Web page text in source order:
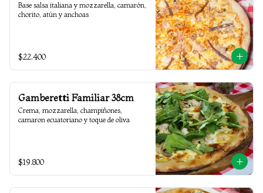
Base salsa italiana y mozzarella, camarón,
chorito, atún y anchoas
$22.400
Gamberetti Familiar 38cm
Crema, mozzarella, champiñones,
camaron ecuatoriano y toque de oliva
$19.800